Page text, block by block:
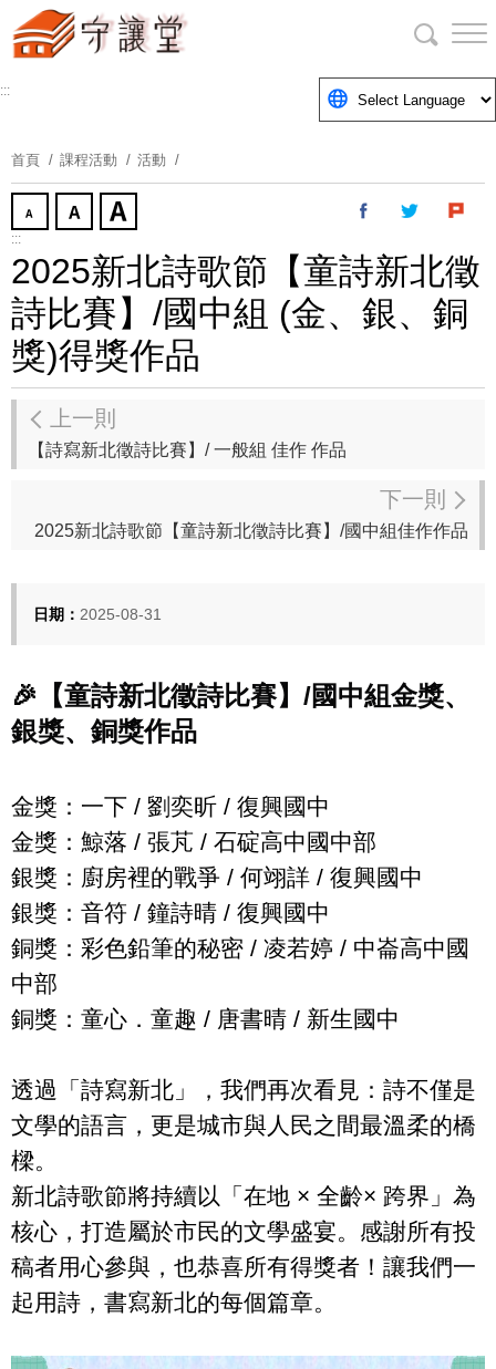
到
要
塊
:::
首頁 課程活動 活動
:::
2025新北詩歌節【童詩新北徵
詩比賽】/國中組 (金、銀、銅
獎)得獎作品
上一則
【詩寫新北徵詩比賽】/ 一般組 佳作 作品
下一則
2025新北詩歌節【童詩新北徵詩比賽】/國中組佳作作品
日期： 2025-08-31
🎉 【童詩新北徵詩比賽】 /國中組金獎、
銀獎、銅獎作品
金獎 ：一下 / 劉奕昕 / 復興國中
金獎：鯨落 / 張芃 / 石碇高中國中部
銀獎：廚房裡的戰爭 / 何翊詳 / 復興國中
銀獎：音符 / 鐘詩晴 / 復興國中
銅獎：彩色鉛筆的秘密 / 凌若婷 / 中崙高中國
中部
銅獎：童心．童趣 / 唐書晴 / 新生國中
透過「詩寫新北」，我們再次看見：詩不僅是
文學的語言，更是城市與人民之間最溫柔的橋
樑。
新北詩歌節將持續以「在地 × 全齡× 跨界」為
核心，打造屬於市民的文學盛宴。感謝所有投
稿者用心參與，也恭喜所有得獎者！讓我們一
起用詩，書寫新北的每個篇章。